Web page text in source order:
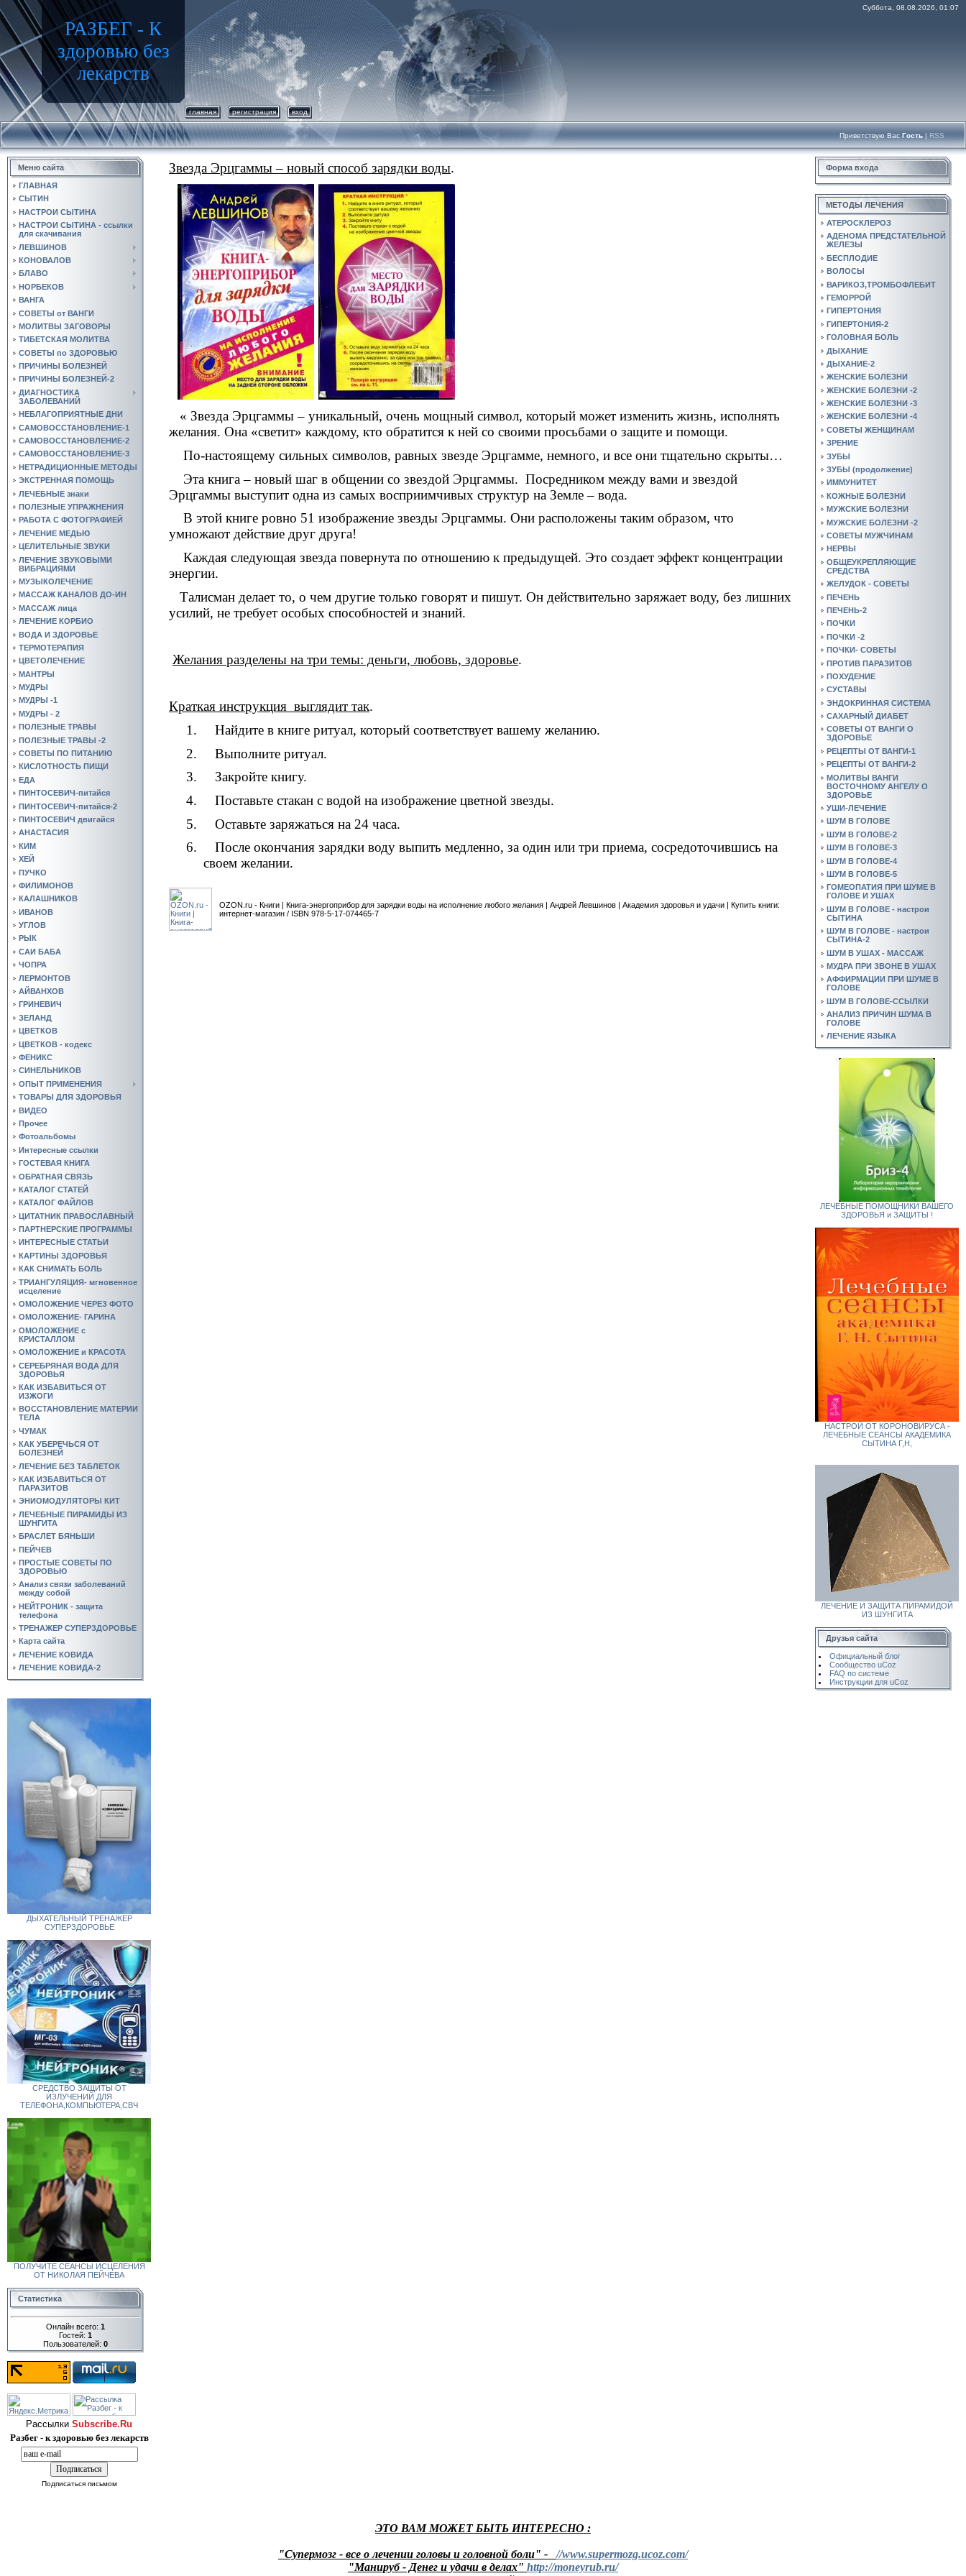
РАЗБЕГ - К
здоровью без
лекарств
Суббота, 08.08.2026, 01:07
главная регистрация вход
Приветствую Вас Гость | RSS
Меню сайта
ГЛАВНАЯ
СЫТИН
НАСТРОИ СЫТИНА
НАСТРОИ СЫТИНА - ссылки
для скачивания
ЛЕВШИНОВ
КОНОВАЛОВ
БЛАВО
НОРБЕКОВ
ВАНГА
СОВЕТЫ от ВАНГИ
МОЛИТВЫ ЗАГОВОРЫ
ТИБЕТСКАЯ МОЛИТВА
СОВЕТЫ по ЗДОРОВЬЮ
ПРИЧИНЫ БОЛЕЗНЕЙ
ПРИЧИНЫ БОЛЕЗНЕЙ-2
ДИАГНОСТИКА
ЗАБОЛЕВАНИЙ
НЕБЛАГОПРИЯТНЫЕ ДНИ
САМОВОССТАНОВЛЕНИЕ-1
САМОВОССТАНОВЛЕНИЕ-2
САМОВОССТАНОВЛЕНИЕ-3
НЕТРАДИЦИОННЫЕ МЕТОДЫ
ЭКСТРЕННАЯ ПОМОЩЬ
ЛЕЧЕБНЫЕ знаки
ПОЛЕЗНЫЕ УПРАЖНЕНИЯ
РАБОТА С ФОТОГРАФИЕЙ
ЛЕЧЕНИЕ МЕДЬЮ
ЦЕЛИТЕЛЬНЫЕ ЗВУКИ
ЛЕЧЕНИЕ ЗВУКОВЫМИ
ВИБРАЦИЯМИ
МУЗЫКОЛЕЧЕНИЕ
МАССАЖ КАНАЛОВ ДО-ИН
МАССАЖ лица
ЛЕЧЕНИЕ КОРБИО
ВОДА И ЗДОРОВЬЕ
ТЕРМОТЕРАПИЯ
ЦВЕТОЛЕЧЕНИЕ
МАНТРЫ
МУДРЫ
МУДРЫ -1
МУДРЫ - 2
ПОЛЕЗНЫЕ ТРАВЫ
ПОЛЕЗНЫЕ ТРАВЫ -2
СОВЕТЫ ПО ПИТАНИЮ
КИСЛОТНОСТЬ ПИЩИ
ЕДА
ПИНТОСЕВИЧ-питайся
ПИНТОСЕВИЧ-питайся-2
ПИНТОСЕВИЧ двигайся
АНАСТАСИЯ
КИМ
ХЕЙ
ПУЧКО
ФИЛИМОНОВ
КАЛАШНИКОВ
ИВАНОВ
УГЛОВ
РЫК
САИ БАБА
ЧОПРА
ЛЕРМОНТОВ
АЙВАНХОВ
ГРИНЕВИЧ
ЗЕЛАНД
ЦВЕТКОВ
ЦВЕТКОВ - кодекс
ФЕНИКС
СИНЕЛЬНИКОВ
ОПЫТ ПРИМЕНЕНИЯ
ТОВАРЫ ДЛЯ ЗДОРОВЬЯ
ВИДЕО
Прочее
Фотоальбомы
Интересные ссылки
ГОСТЕВАЯ КНИГА
ОБРАТНАЯ СВЯЗЬ
КАТАЛОГ СТАТЕЙ
КАТАЛОГ ФАЙЛОВ
ЦИТАТНИК ПРАВОСЛАВНЫЙ
ПАРТНЕРСКИЕ ПРОГРАММЫ
ИНТЕРЕСНЫЕ СТАТЬИ
КАРТИНЫ ЗДОРОВЬЯ
КАК СНИМАТЬ БОЛЬ
ТРИАНГУЛЯЦИЯ- мгновенное
исцеление
ОМОЛОЖЕНИЕ ЧЕРЕЗ ФОТО
ОМОЛОЖЕНИЕ- ГАРИНА
ОМОЛОЖЕНИЕ с
КРИСТАЛЛОМ
ОМОЛОЖЕНИЕ и КРАСОТА
СЕРЕБРЯНАЯ ВОДА ДЛЯ
ЗДОРОВЬЯ
КАК ИЗБАВИТЬСЯ ОТ
ИЗЖОГИ
ВОССТАНОВЛЕНИЕ МАТЕРИИ
ТЕЛА
ЧУМАК
КАК УБЕРЕЧЬСЯ ОТ
БОЛЕЗНЕЙ
ЛЕЧЕНИЕ БЕЗ ТАБЛЕТОК
КАК ИЗБАВИТЬСЯ ОТ
ПАРАЗИТОВ
ЭНИОМОДУЛЯТОРЫ КИТ
ЛЕЧЕБНЫЕ ПИРАМИДЫ ИЗ
ШУНГИТА
БРАСЛЕТ БЯНЬШИ
ПЕЙЧЕВ
ПРОСТЫЕ СОВЕТЫ ПО
ЗДОРОВЬЮ
Анализ связи заболеваний
между собой
НЕЙТРОНИК - защита
телефона
ТРЕНАЖЕР СУПЕРЗДОРОВЬЕ
Карта сайта
ЛЕЧЕНИЕ КОВИДА
ЛЕЧЕНИЕ КОВИДА-2
ДЫХАТЕЛЬНЫЙ ТРЕНАЖЕР
СУПЕРЗДОРОВЬЕ
СРЕДСТВО ЗАЩИТЫ ОТ
ИЗЛУЧЕНИЙ ДЛЯ
ТЕЛЕФОНА,КОМПЬЮТЕРА,СВЧ
ПОЛУЧИТЕ СЕАНСЫ ИСЦЕЛЕНИЯ
ОТ НИКОЛАЯ ПЕЙЧЕВА
Статистика
Онлайн всего: 1
Гостей: 1
Пользователей: 0
Рассылки Subscribe.Ru
Разбег - к здоровью без лекарств
Подписаться письмом
Звезда Эрцгаммы – новый способ зарядки воды.
« Звезда Эрцгаммы – уникальный, очень мощный символ, который может изменить жизнь, исполнять
желания. Она «светит» каждому, кто обратится к ней со своими просьбами о защите и помощи.
По-настоящему сильных символов, равных звезде Эрцгамме, немного, и все они тщательно скрыты…
Эта книга – новый шаг в общении со звездой Эрцгаммы. Посредником между вами и звездой
Эрцгаммы выступит одна из самых восприимчивых структур на Земле – вода.
В этой книге ровно 51 изображение звезды Эрцгаммы. Они расположены таким образом, что
умножают действие друг друга!
Каждая следующая звезда повернута по отношению к предыдущей. Это создает эффект концентрации
энергии.
Талисман делает то, о чем другие только говорят и пишут. Он действительно заряжает воду, без лишних
усилий, не требует особых способностей и знаний.
Желания разделены на три темы: деньги, любовь, здоровье.
Краткая инструкция выглядит так.
1.
Найдите в книге ритуал, который соответствует вашему желанию.
2.
Выполните ритуал.
3.
Закройте книгу.
4.
Поставьте стакан с водой на изображение цветной звезды.
5.
Оставьте заряжаться на 24 часа.
6.
После окончания зарядки воду выпить медленно, за один или три приема, сосредоточившись на
своем желании.
OZON.ru - Книги | Книга-энергоприбор для зарядки воды на исполнение любого желания | Андрей Левшинов | Академия здоровья и удачи | Купить книги:
интернет-магазин / ISBN 978-5-17-074465-7
Форма входа
МЕТОДЫ ЛЕЧЕНИЯ
АТЕРОСКЛЕРОЗ
АДЕНОМА ПРЕДСТАТЕЛЬНОЙ
ЖЕЛЕЗЫ
БЕСПЛОДИЕ
ВОЛОСЫ
ВАРИКОЗ,ТРОМБОФЛЕБИТ
ГЕМОРРОЙ
ГИПЕРТОНИЯ
ГИПЕРТОНИЯ-2
ГОЛОВНАЯ БОЛЬ
ДЫХАНИЕ
ДЫХАНИЕ-2
ЖЕНСКИЕ БОЛЕЗНИ
ЖЕНСКИЕ БОЛЕЗНИ -2
ЖЕНСКИЕ БОЛЕЗНИ -3
ЖЕНСКИЕ БОЛЕЗНИ -4
СОВЕТЫ ЖЕНЩИНАМ
ЗРЕНИЕ
ЗУБЫ
ЗУБЫ (продолжение)
ИММУНИТЕТ
КОЖНЫЕ БОЛЕЗНИ
МУЖСКИЕ БОЛЕЗНИ
МУЖСКИЕ БОЛЕЗНИ -2
СОВЕТЫ МУЖЧИНАМ
НЕРВЫ
ОБЩЕУКРЕПЛЯЮЩИЕ
СРЕДСТВА
ЖЕЛУДОК - СОВЕТЫ
ПЕЧЕНЬ
ПЕЧЕНЬ-2
ПОЧКИ
ПОЧКИ -2
ПОЧКИ- СОВЕТЫ
ПРОТИВ ПАРАЗИТОВ
ПОХУДЕНИЕ
СУСТАВЫ
ЭНДОКРИННАЯ СИСТЕМА
САХАРНЫЙ ДИАБЕТ
СОВЕТЫ ОТ ВАНГИ О
ЗДОРОВЬЕ
РЕЦЕПТЫ ОТ ВАНГИ-1
РЕЦЕПТЫ ОТ ВАНГИ-2
МОЛИТВЫ ВАНГИ
ВОСТОЧНОМУ АНГЕЛУ О
ЗДОРОВЬЕ
УШИ-ЛЕЧЕНИЕ
ШУМ В ГОЛОВЕ
ШУМ В ГОЛОВЕ-2
ШУМ В ГОЛОВЕ-3
ШУМ В ГОЛОВЕ-4
ШУМ В ГОЛОВЕ-5
ГОМЕОПАТИЯ ПРИ ШУМЕ В
ГОЛОВЕ И УШАХ
ШУМ В ГОЛОВЕ - настрои
СЫТИНА
ШУМ В ГОЛОВЕ - настрои
СЫТИНА-2
ШУМ В УШАХ - МАССАЖ
МУДРА ПРИ ЗВОНЕ В УШАХ
АФФИРМАЦИИ ПРИ ШУМЕ В
ГОЛОВЕ
ШУМ В ГОЛОВЕ-ССЫЛКИ
АНАЛИЗ ПРИЧИН ШУМА В
ГОЛОВЕ
ЛЕЧЕНИЕ ЯЗЫКА
ЛЕЧЕБНЫЕ ПОМОЩНИКИ ВАШЕГО
ЗДОРОВЬЯ и ЗАЩИТЫ !
НАСТРОЙ ОТ КОРОНОВИРУСА -
ЛЕЧЕБНЫЕ СЕАНСЫ АКАДЕМИКА
СЫТИНА Г,Н,
ЛЕЧЕНИЕ И ЗАЩИТА ПИРАМИДОЙ
ИЗ ШУНГИТА
Друзья сайта
Официальный блог
Сообщество uCoz
FAQ по системе
Инструкции для uCoz
ЭТО ВАМ МОЖЕТ БЫТЬ ИНТЕРЕСНО :
"Супермозг - все о лечении головы и головной боли" -//www.supermozg.ucoz.com/
"Манируб - Денег и удачи в делах" http://moneyrub.ru/